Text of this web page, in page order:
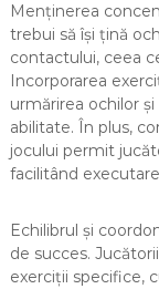
Menținerea
trebui să își țină
contactului, ceea
Incorporarea
urmărirea ochilor
abilitate. În plus,
jocului permit
facilitând
Echilibrul și
de succes.
exerciții specifice,